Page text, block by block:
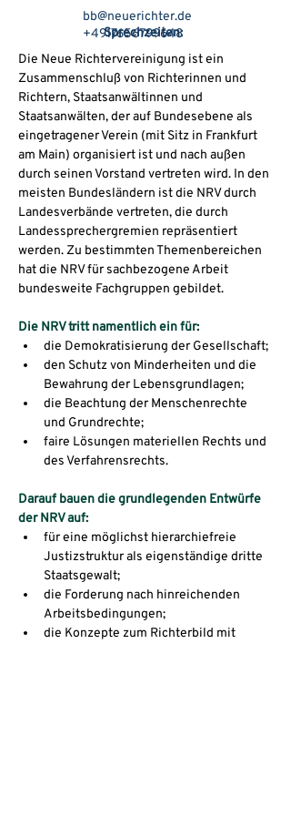
bb@neuerichter.de
+4917656799648
Sprechzeiten:
Termine nach Vereinbarung
Die Neue Richtervereinigung ist ein
Zusammenschluß von Richterinnen und
Richtern, Staatsanwältinnen und
Staatsanwälten, der auf Bundesebene als
eingetragener Verein (mit Sitz in Frankfurt
am Main) organisiert ist und nach außen
durch seinen Vorstand vertreten wird. In den
meisten Bundesländern ist die NRV durch
Landesverbände vertreten, die durch
Landessprechergremien repräsentiert
werden. Zu bestimmten Themenbereichen
hat die NRV für sachbezogene Arbeit
bundesweite Fachgruppen gebildet.
Die NRV tritt namentlich ein für:
die Demokratisierung der Gesellschaft;
den Schutz von Minderheiten und die
Bewahrung der Lebensgrundlagen;
die Beachtung der Menschenrechte
und Grundrechte;
faire Lösungen materiellen Rechts und
des Verfahrensrechts.
Darauf bauen die grundlegenden Entwürfe
der NRV auf:
für eine möglichst hierarchiefreie
Justizstruktur als eigenständige dritte
Staatsgewalt;
die Forderung nach hinreichenden
Arbeitsbedingungen;
die Konzepte zum Richterbild mit